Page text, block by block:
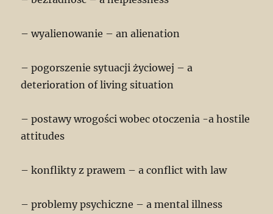
– wyalienowanie – an alienation
– pogorszenie sytuacji życiowej – a
deterioration of living situation
– postawy wrogości wobec otoczenia -a hostile
attitudes
– konflikty z prawem – a conflict with law
– problemy psychiczne – a mental illness